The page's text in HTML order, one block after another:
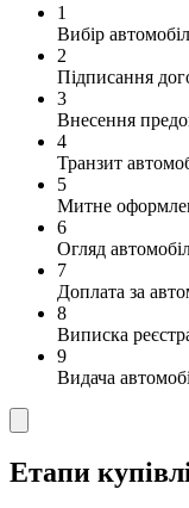
1
Вибір
2
Підписання
3
Внесення
4
Транзит
5
Митне
6
Огляд
7
Доплата за
8
Виписка
9
Видача
Етапи